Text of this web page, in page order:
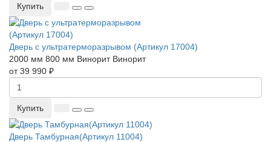
Купить
Дверь с ультратерморазрывом (Артикул 17004)
2000 мм 800 мм Винорит Винорит
от 39 990 ₽
Купить
Дверь Тамбурная(Артикул 11004)